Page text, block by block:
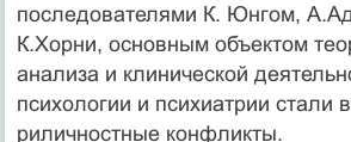
последователями К. Юнгом,
К.Хорни, основным объектом
анализа и клинической
психологии и психиатрии стали
риличностные конфликты.